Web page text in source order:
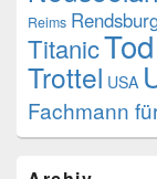
Reims
Titanic
Trottel USA
Fachmann